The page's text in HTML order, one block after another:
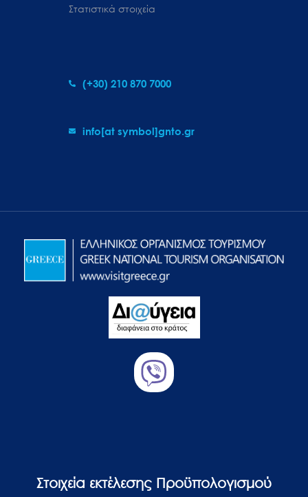
Στατιστικά στοιχεία
(+30) 210 870 7000
info[at symbol]gnto.gr
Στοιχεία εκτέλεσης Προϋπολογισμού